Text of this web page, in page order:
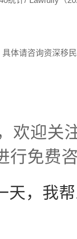
体请咨询资深移
欢迎关
行免费
天，我